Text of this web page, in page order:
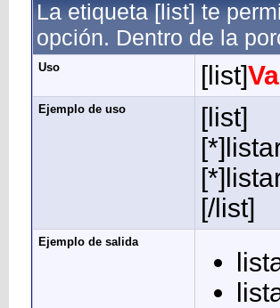
La etiqueta [list] te
opción. Dentro de la
Uso [list]
Ejemplo de uso
[list]
[/list]
Ejemplo de salida